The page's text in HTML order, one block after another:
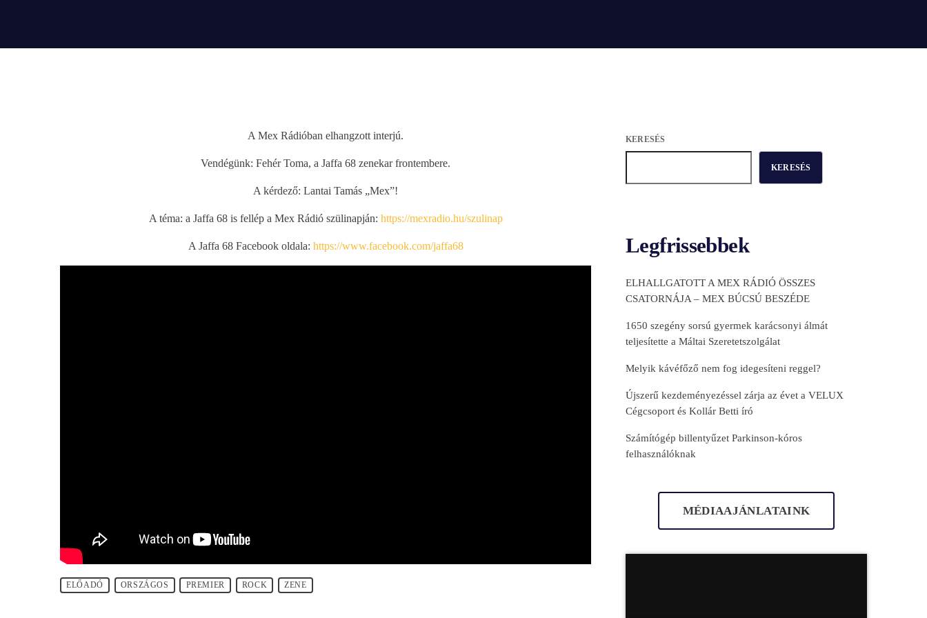
A Mex Rádióban elhangzott interjú.
Vendégünk: Fehér Toma, a Jaffa 68 zenekar frontembere.
A kérdező: Lantai Tamás „Mex”!
A téma: a Jaffa 68 is fellép a Mex Rádió szülinapján: https://mexradio.hu/szulinap
A Jaffa 68 Facebook oldala: https://www.facebook.com/jaffa68
ELŐADÓ ORSZÁGOS PREMIER ROCK ZENE
KERESÉS
KERESÉS
Legfrissebbek
ELHALLGATOTT A MEX RÁDIÓ ÖSSZES
CSATORNÁJA – MEX BÚCSÚ BESZÉDE
1650 szegény sorsú gyermek karácsonyi álmát
teljesítette a Máltai Szeretetszolgálat
Melyik kávéfőző nem fog idegesíteni reggel?
Újszerű kezdeményezéssel zárja az évet a VELUX
Cégcsoport és Kollár Betti író
Számítógép billentyűzet Parkinson-kóros
felhasználóknak
MÉDIAAJÁNLATAINK